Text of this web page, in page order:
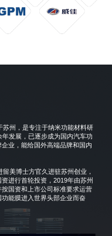
州，是专注于纳米功能材料研
发展，已逐步成为国内汽车功
业，能给国外高端品牌和国内
美博士方官久进驻苏州创业，
进行首轮投资，2019年由苏州
国资和上市公司标准要求运营
能膜进入世界头部企业而奋